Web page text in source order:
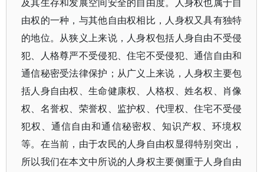
由权的一种，与其他自由权相比，人身权又具有独特
的地位。从狭义上来说，人身权包括人身自由不受侵
犯、人格尊严不受侵犯、住宅不受侵犯、通信自由和
通信秘密受法律保护；从广义上来说，人身权主要包
括人身自由权、生命健康权、人格权、姓名权、肖像
权、名誉权、荣誉权、监护权、代理权、住宅不受侵
犯权、通信自由和通信秘密权、知识产权、环境权
等。在当前，由于农民的人身自由权显得特别突出，
所以我们在本文中所说的人身权主要侧重于人身自由